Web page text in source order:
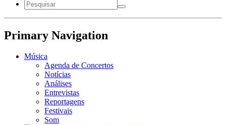
Primary Navigation
Música
Agenda de Concertos
Notícias
Análises
Entrevistas
Reportagens
Festivais
Som